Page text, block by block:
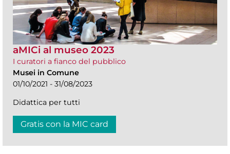
aMICi al museo 2023
I curatori a fianco del pubblico
Musei in Comune
01/10/2021 - 31/08/2023
Didattica per tutti
Gratis con la MIC card